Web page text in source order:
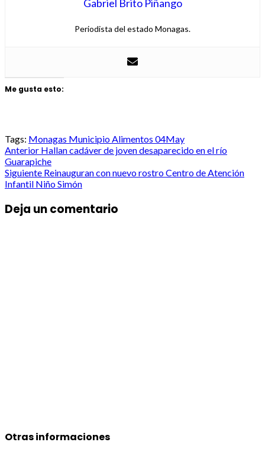
Gabriel Brito Piñango
Periodista del estado Monagas.
Me gusta esto:
Tags: Monagas Municipio Alimentos 04May
Post
navigation
Anterior Hallan cadáver de joven desaparecido en el río
Guarapiche
Siguiente Reinauguran con nuevo rostro Centro de Atención
Infantil Niño Simón
Deja un comentario
Otras informaciones